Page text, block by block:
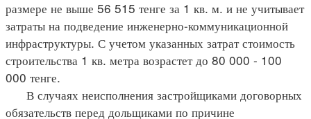
размере не выше 56 515 тенге за 1 кв. м. и не учитывает
затраты на подведение инженерно-коммуникационной
инфраструктуры. С учетом указанных затрат стоимость
строительства 1 кв. метра возрастет до 80 000 - 100
000 тенге.
В случаях неисполнения застройщиками договорных
обязательств перед дольщиками по причине